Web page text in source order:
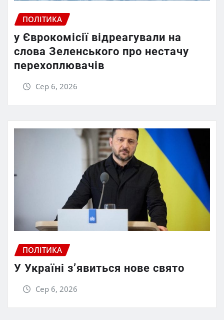
ПОЛІТИКА
у Єврокомісії відреагували на
слова Зеленського про нестачу
перехоплювачів
Сер 6, 2026
ПОЛІТИКА
У Україні з’явиться нове свято
Сер 6, 2026